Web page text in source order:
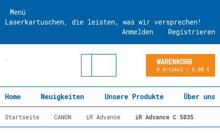
Menü
Laserkartuschen, die leisten, was wir versprechen!
Registrieren
Anmelden
WARENKORB
0 Artikel | 0,00 €
Home Neuigkeiten Unsere Produkte Über uns
Startseite CANON iR Advance iR Advance C 5035